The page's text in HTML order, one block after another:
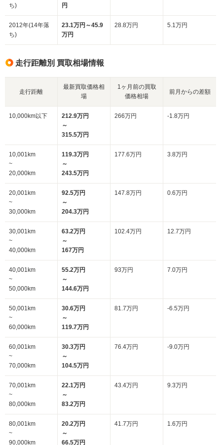
ち)
円
2012年(14年落
ち)
23.1万円～45.9
万円
28.8万円 5.1万円
走行距離別 買取相場情報
走行距離
最新買取価格相
場
1ヶ月前の買取
価格相場
前月からの差額
10,000km以下
212.9万円
～
315.5万円
266万円 -1.8万円
10,001km
~
20,000km
119.3万円
～
243.5万円
177.6万円 3.8万円
20,001km
~
30,000km
92.5万円
～
204.3万円
147.8万円 0.6万円
30,001km
~
40,000km
63.2万円
～
167万円
102.4万円 12.7万円
40,001km
~
50,000km
55.2万円
～
144.6万円
93万円 7.0万円
50,001km
~
60,000km
30.6万円
～
119.7万円
81.7万円 -6.5万円
60,001km
~
70,000km
30.3万円
～
104.5万円
76.4万円 -9.0万円
70,001km
~
80,000km
22.1万円
～
83.2万円
43.4万円 9.3万円
80,001km
~
90,000km
20.2万円
～
66.5万円
41.7万円 1.6万円